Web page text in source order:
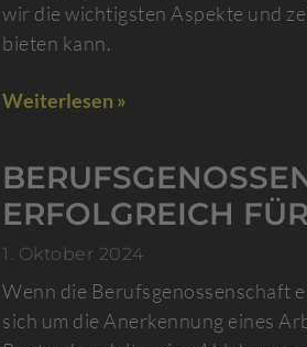
wir die wichtigsten Aspekte und
bieten kann.
Weiterlesen »
ERFOLGREICH
1. Oktober 2024
Wenn die Berufsgenossenschaft
sich um die Anerkennung eines